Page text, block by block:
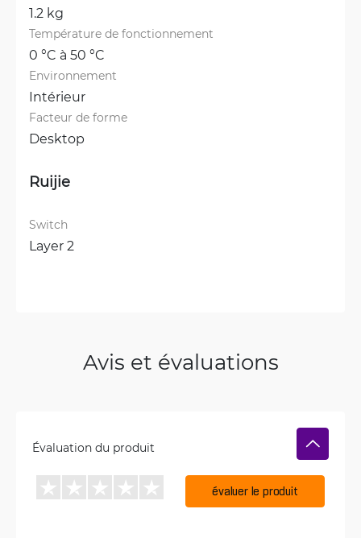
1.2 kg
Température de fonctionnement
0 °C à 50 °C
Environnement
Intérieur
Facteur de forme
Desktop
Ruijie
Switch
Layer 2
Avis et évaluations
Évaluation du produit
évaluer le produit